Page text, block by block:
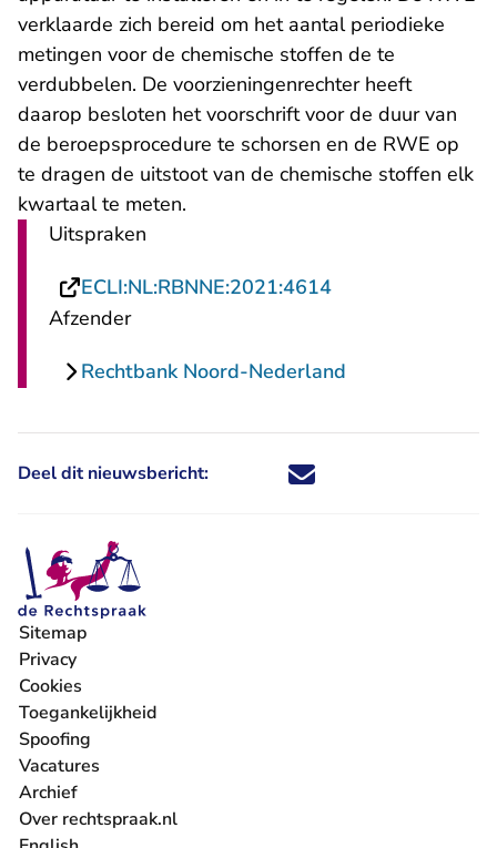
verklaarde zich bereid om het aantal periodieke
metingen voor de chemische stoffen de te
verdubbelen. De voorzieningenrechter heeft
daarop besloten het voorschrift voor de duur van
de beroepsprocedure te schorsen en de RWE op
te dragen de uitstoot van de chemische stoffen elk
kwartaal te meten.
Uitspraken
ECLI:NL:RBNNE:2021:4614- U verlaat
Afzender
Rechtbank Noord-Nederland
Deel dit nieuwsbericht: Deel dit nieuwsbericht via X -
Deel dit nieuwsbericht via
Deel dit nieuwsbericht
Deel dit
Sitemap
Privacy
Cookies
Toegankelijkheid
Spoofing
Vacatures
- U verlaat Rechtspraak.nl
Archief
Over rechtspraak.nl